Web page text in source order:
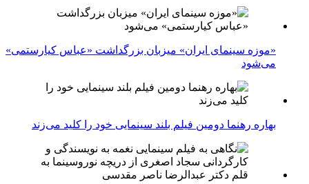
«موزه سینمای ایران» میزبان بزرگداشت «عباس کیارستمی»
می‌شود
بهاره رهنما دومین فیلم بلند سینمایی خود را کلید می‌زند